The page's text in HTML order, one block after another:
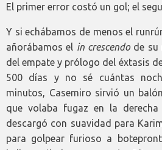
El primer error costó un gol; el
Y si echábamos de menos el
añorábamos el in crescendode su
del empate y prólogo del éxtasis
500 días y no sé cuántas
minutos, Casemiro sirvió un
que volaba fugaz en la derecha
descargó con suavidad para
para golpear furioso a